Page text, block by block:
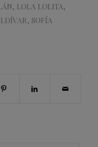
, LOLA LOLITA,
, SOFÍA